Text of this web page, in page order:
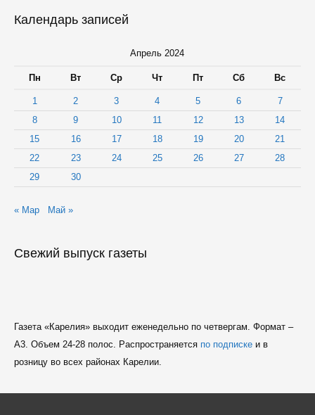
Календарь записей
Апрель 2024
Пн Вт Ср Чт Пт Сб Вс
1 2 3 4 5 6
7
8
9 10 11 12 13
14
15
16 17 18 19 20
21
22
23 24 25 26 27
28
29
30
« Мар Май »
Свежий выпуск газеты
Газета «Карелия» выходит еженедельно по четвергам. Формат –
A3. Объем 24-28 полос. Распространяется по подпискеи в
розницу во всех районах Карелии.